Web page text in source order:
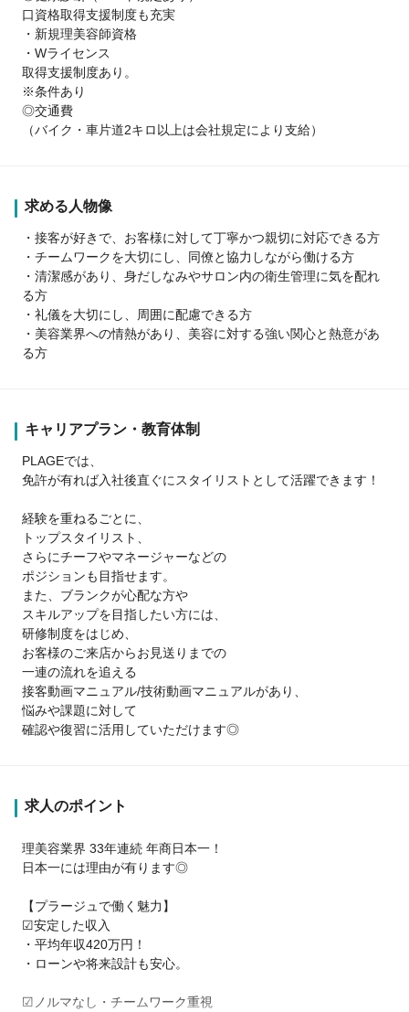
口資格取得支援制度も充実
・新規理美容師資格
・Wライセンス
取得支援制度あり。
※条件あり
◎交通費
（バイク・車片道2キロ以上は会社規定により支給）
求める人物像
・接客が好きで、お客様に対して丁寧かつ親切に対応できる方
・チームワークを大切にし、同僚と協力しながら働ける方
・清潔感があり、身だしなみやサロン内の衛生管理に気を配れ
る方
・礼儀を大切にし、周囲に配慮できる方
・美容業界への情熱があり、美容に対する強い関心と熱意があ
る方
キャリアプラン・教育体制
PLAGEでは、
免許が有れば入社後直ぐにスタイリストとして活躍できます！
経験を重ねるごとに、
トップスタイリスト、
さらにチーフやマネージャーなどの
ポジションも目指せます。
また、ブランクが心配な方や
スキルアップを目指したい方には、
研修制度をはじめ、
お客様のご来店からお見送りまでの
一連の流れを追える
接客動画マニュアル/技術動画マニュアルがあり、
悩みや課題に対して
確認や復習に活用していただけます◎
求人のポイント
理美容業界 33年連続 年商日本一！
日本一には理由が有ります◎
【プラージュで働く魅力】
☑︎安定した収入
・平均年収420万円！
・ローンや将来設計も安心。
☑︎ノルマなし・チームワーク重視